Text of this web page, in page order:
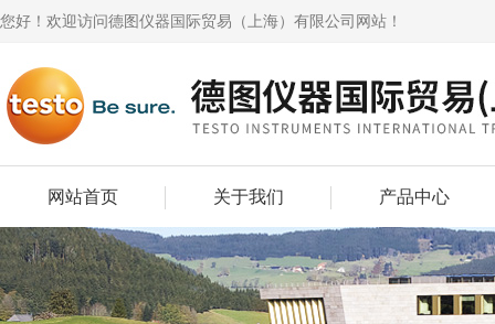
您好！欢迎访问德图仪器国际贸易（上海）有限公司网站！
网站首页 关于我们 产品中心